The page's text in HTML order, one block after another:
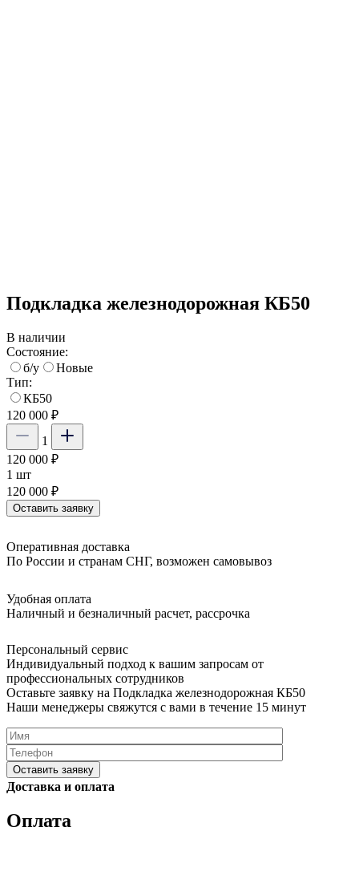
Подкладка железнодорожная КБ50
В наличии
Состояние:
б/у
Новые
Тип:
КБ50
120 000 ₽
1
120 000 ₽
1 шт
120 000 ₽
Оставить заявку
Оперативная доставка
По России и странам СНГ, возможен самовывоз
Удобная оплата
Наличный и безналичный расчет, рассрочка
Персональный сервис
Индивидуальный подход к вашим запросам от
профессиональных сотрудников
Оставьте заявку на Подкладка железнодорожная КБ50
Наши менеджеры свяжутся с вами в течение 15 минут
Please
this
field
Доставка и оплата
Оплата